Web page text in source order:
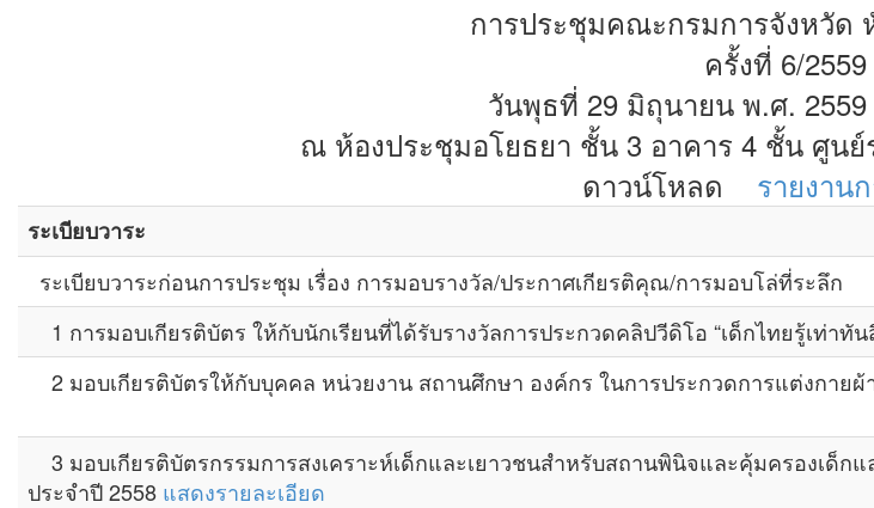
การประชุมคณะกรมการจังหวัด
ครั้งที่ 6/2559
วันพุธที่ 29 มิถุนายน พ.ศ. 2559
ณ ห้องประชุมอโยธยา ชั้น 3 อาคาร 4 ชั้น ศูน
ดาวน์โหลด
รายงาน
ระเบียบวาระ
ระเบียบวาระก่อนการประชุม เรื่อง การมอบรางวัล/ประกาศเกียรติคุณ/การมอบโล่ที่ระลึก
1 การมอบเกียรติบัตร ให้กับนักเรียนที่ได้รับรางวัลการประกวดคลิปวีดิโอ “เด็กไทยรู้เท่าทั
2 มอบเกียรติบัตรให้กับบุคคล หน่วยงาน สถานศึกษา องค์กร ในการประกวดการแต่งกายผ้
3 มอบเกียรติบัตรกรรมการสงเคราะห์เด็กและเยาวชนสำหรับสถานพินิจและคุ้มครองเด็ก
ประจำปี 2558 แสดงรายละเอียด